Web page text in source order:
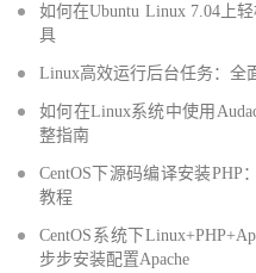
如何在Ubuntu Linux 7.04上
具
Linux高效运行后台任务：全
如何在Linux系统中使用
整指南
CentOS下源码编译安装PHP
教程
CentOS系统下
步步安装配置Apache